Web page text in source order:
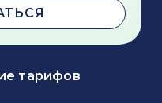
тарифов